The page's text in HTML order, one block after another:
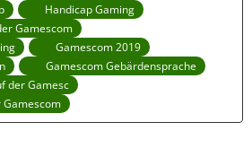
Handicap Gaming
Gamescom
Gamescom 2019
Gamescom Gebärdensprache
der Gamesc